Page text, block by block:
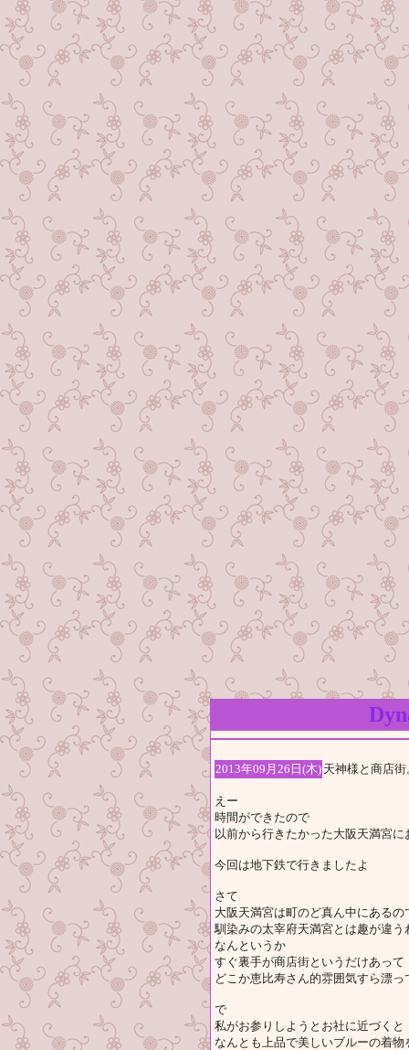
2013年09月26日(木) 天神様と商店街
えー
時間ができたので
以前から行きたかった大阪天満宮
今回は地下鉄で行きましたよ
さて
大阪天満宮は町のど真ん中にあるの
馴染みの太宰府天満宮とは趣が違う
なんというか
すぐ裏手が商店街というだけあって
どこか恵比寿さん的雰囲気すら漂っ
で
私がお参りしようとお社に近づくと
なんとも上品で美しいブルーの着